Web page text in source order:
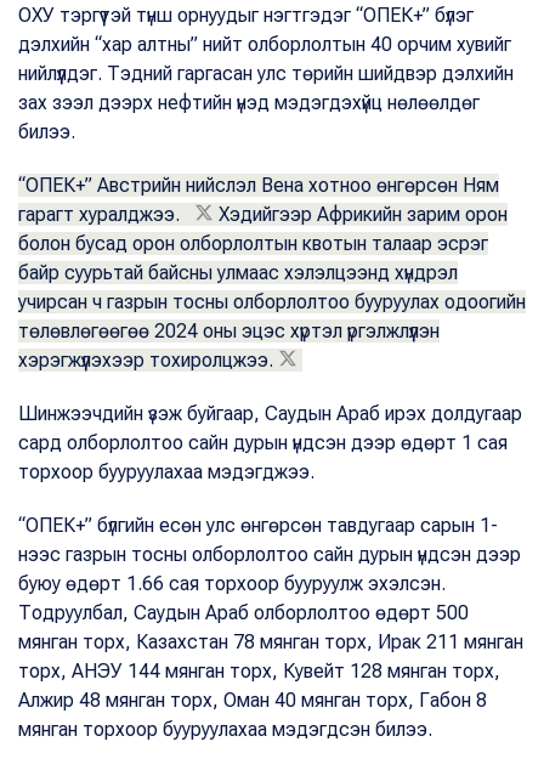
ОХУ тэргүүтэй түнш орнуудыг нэгтгэдэг “ОПЕК+” бүлэг
дэлхийн “хар алтны” нийт олборлолтын 40 орчим хувийг
нийлүүлдэг. Тэдний гаргасан улс төрийн шийдвэр дэлхийн
зах зээл дээрх нефтийн үнэд мэдэгдэхүйц нөлөөлдөг
билээ.
“ОПЕК+” Австрийн нийслэл Вена хотноо өнгөрсөн Ням
гарагт хуралджээ.
Хэдийгээр Африкийн зарим орон
болон бусад орон олборлолтын квотын талаар эсрэг
байр суурьтай байсны улмаас хэлэлцээнд хүндрэл
учирсан ч газрын тосны олборлолтоо бууруулах одоогийн
төлөвлөгөөгөө 2024 оны эцэс хүртэл үргэлжлүүлэн
хэрэгжүүлэхээр тохиролцжээ.
Шинжээчдийн үзэж буйгаар, Саудын Араб ирэх долдугаар
сард олборлолтоо сайн дурын үндсэн дээр өдөрт 1 сая
торхоор бууруулахаа мэдэгджээ.
“ОПЕК+” бүлгийн есөн улс өнгөрсөн тавдугаар сарын 1-
нээс газрын тосны олборлолтоо сайн дурын үндсэн дээр
буюу өдөрт 1.66 сая торхоор бууруулж эхэлсэн.
Тодруулбал, Саудын Араб олборлолтоо өдөрт 500
мянган торх, Казахстан 78 мянган торх, Ирак 211 мянган
торх, АНЭУ 144 мянган торх, Кувейт 128 мянган торх,
Алжир 48 мянган торх, Оман 40 мянган торх, Габон 8
мянган торхоор бууруулахаа мэдэгдсэн билээ.